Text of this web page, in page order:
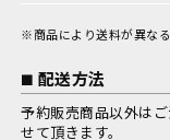
※商品により送料が異なる
配送方法
予約販売商品以外は
せて頂きます。